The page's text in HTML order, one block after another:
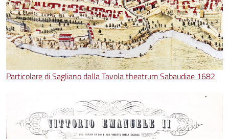
Particolare di Sagliano dalla Tavola theatrum Sabaudiae 1682